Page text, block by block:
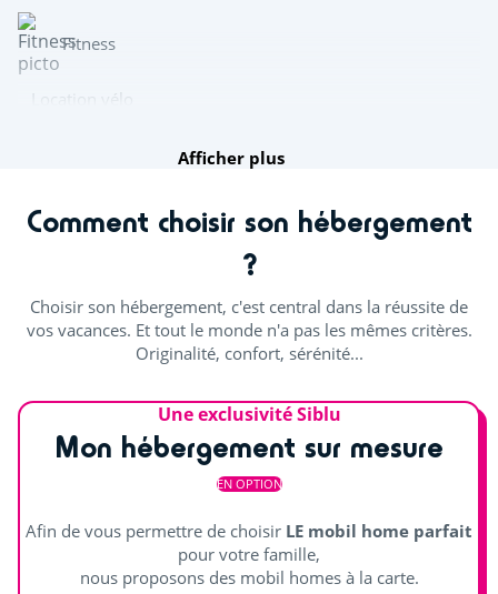
Fitness
Location vélo
Distraire les enfants
Mini-golf
Salle de spectacle
Animations en journée et soirée
Jouer en équipe
Afficher plus
Comment choisir son hébergement
?
Choisir son hébergement, c'est central dans la réussite de
vos vacances. Et tout le monde n'a pas les mêmes critères.
Originalité, confort, sérénité...
Une exclusivité Siblu
Mon hébergement sur mesure
EN OPTION
Afin de vous permettre de choisir LE mobil home parfait
pour votre famille,
nous proposons des mobil homes à la carte.